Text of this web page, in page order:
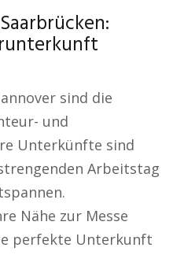
sind die
und
Unterkünfte sind
Arbeitstag
Nähe zur Messe
perfekte Unterkunft